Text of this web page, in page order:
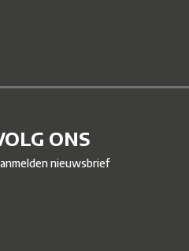
ONS
nieuwsbrief